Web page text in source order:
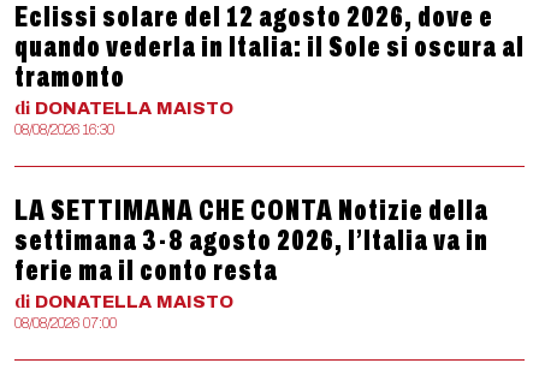
Eclissi solare del 12 agosto 2026, dove e
quando vederla in Italia: il Sole si oscura al
tramonto
di DONATELLA MAISTO
08/08/2026 16:30
LA SETTIMANA CHE CONTA Notizie della
settimana 3-8 agosto 2026, l’Italia va in
ferie ma il conto resta
di DONATELLA MAISTO
08/08/2026 07:00